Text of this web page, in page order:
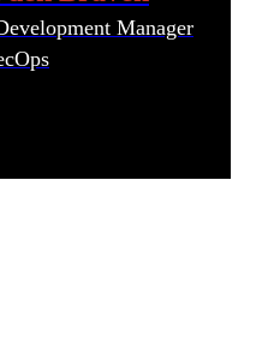
Manager